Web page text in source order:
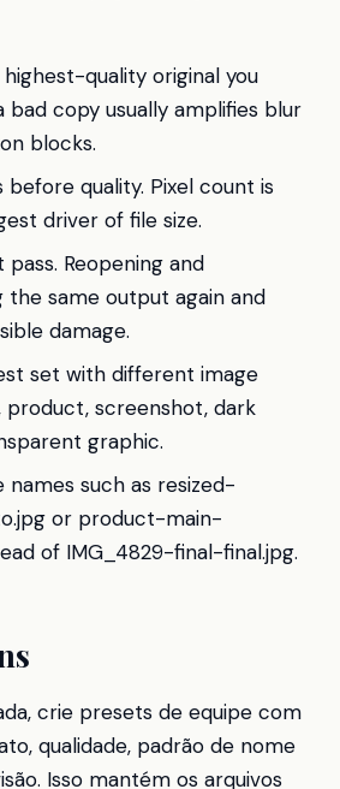
quality original you
bad copy usually amplifies blur
blocks.
before quality. Pixel count is
driver of file size.
Reopening and
the same output again and
damage.
set with different image
screenshot, dark
graphic.
names such as resized-
or product-main-
of IMG_4829-final-final.jpg.
crie presets de equipe com
qualidade, padrão de nome
Isso mantém os arquivos